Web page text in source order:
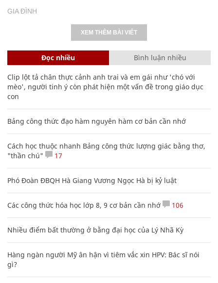
GIA ĐÌNH
XEM THÊM BÀI VIẾT
Đọc nhiều Bình luận nhiều
Clip lột tả chân thực cảnh anh trai và em gái như 'chó với
mèo', người tinh ý còn phát hiện một vấn đề trong giáo dục
con
Bảng công thức đạo hàm nguyên hàm cơ bản cần nhớ
Cách học thuộc nhanh Bảng công thức lượng giác bằng thơ,
"thần chú"
17
Phó Đoàn ĐBQH Hà Giang Vương Ngọc Hà bị kỷ luật
Các công thức hóa học lớp 8, 9 cơ bản cần nhớ 106
Nhiều điểm bất thường ở bằng đại học của Lý Nhã Kỳ
Hàng ngàn người Mỹ ân hận vì tiêm vắc xin HPV: Bác sĩ nói
gì?